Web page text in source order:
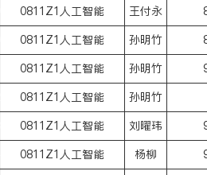
0811Z1人工智能 王付永
0811Z1人工智能 孙明竹
0811Z1人工智能 孙明竹
0811Z1人工智能
孙明竹
0811Z1人工智能 刘曜玮
0811Z1人工智能 杨柳